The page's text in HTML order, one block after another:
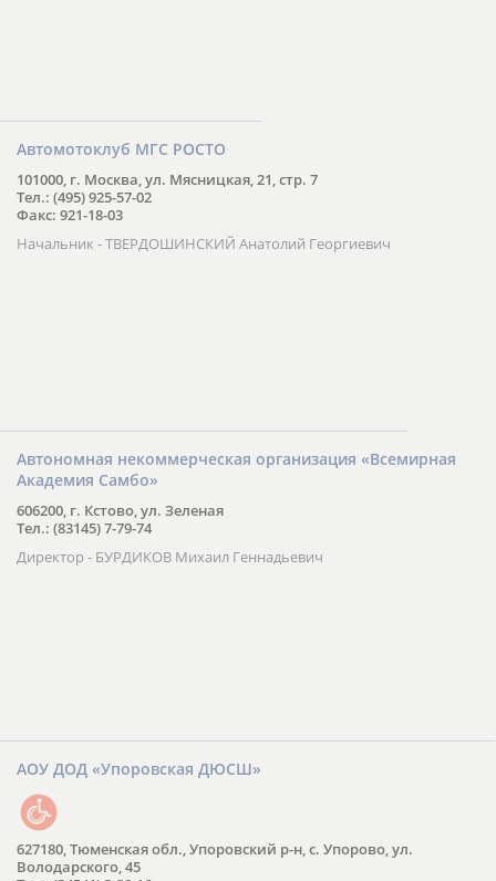
Автомотоклуб МГС РОСТО
101000, г. Москва, ул. Мясницкая, 21, стр. 7
Тел.: (495) 925-57-02
Факс: 921-18-03
Начальник - ТВЕРДОШИНСКИЙ Анатолий Георгиевич
Автономная некоммерческая организация «Всемирная
Академия Самбо»
606200, г. Кстово, ул. Зеленая
Тел.: (83145) 7-79-74
Директор - БУРДИКОВ Михаил Геннадьевич
АОУ ДОД «Упоровская ДЮСШ»
627180, Тюменская обл., Упоровский р-н, с. Упорово, ул.
Володарского, 45